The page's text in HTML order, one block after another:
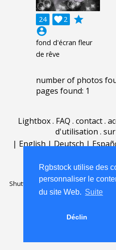
Rgbstock utilise des
personnaliser le
du site Web. Suite
Déclin
24 2

grade
account_circle
fond d'écran fleur
de rêve
number of photos
pages found: 1
Lightbox. FAQ . contact.
d'utilisation .
| English|Deutsch|
Shutterstock official partner of